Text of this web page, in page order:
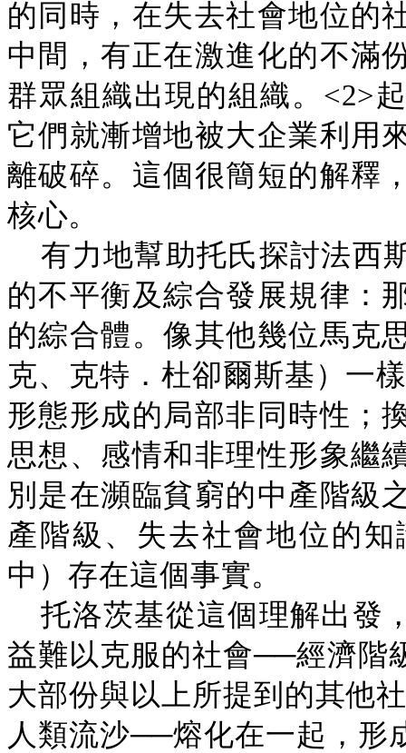
的同時，在失去社會地位的
中間，有正在激進化的不滿
群眾組織出現的組織。<2>
它們就漸增地被大企業利用
離破碎。這個很簡短的解釋
核心。
有力地幫助托氏探討法西
的不平衡及綜合發展規律：
的綜合體。像其他幾位馬克
克、克特．杜卻爾斯基）一
形態形成的局部非同時性；
思想、感情和非理性形象繼
別是在瀕臨貧窮的中產階級
產階級、失去社會地位的
中）存在這個事實。
托洛茨基從這個理解出發
益難以克服的社會──經濟階
大部份與以上所提到的其他
人類流沙──熔化在一起，形